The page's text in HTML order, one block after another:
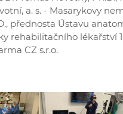
a. s. - Masarykovy
přednosta Ústavu
rehabilitačního lékařství
CZ s.r.o.